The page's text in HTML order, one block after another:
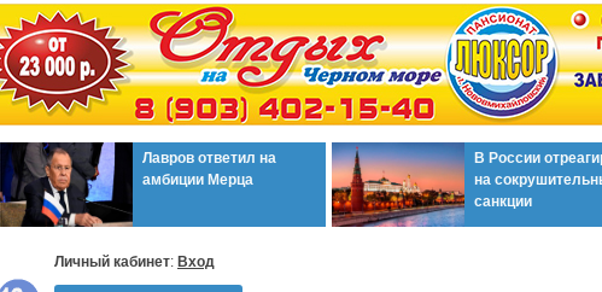
Лавров ответил на
амбиции Мерца
В России
на
санкции
Личный кабинет: Вход